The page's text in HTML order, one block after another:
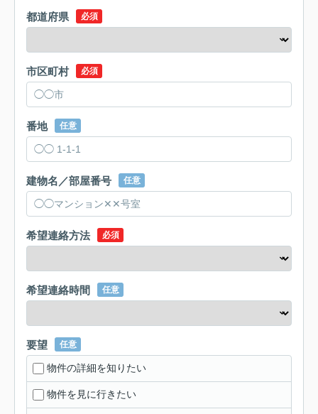
都道府県 必須
市区町村 必須
番地 任意
建物名／部屋番号 任意
希望連絡方法 必須
希望連絡時間 任意
要望 任意
物件の詳細を知りたい
物件を見に行きたい